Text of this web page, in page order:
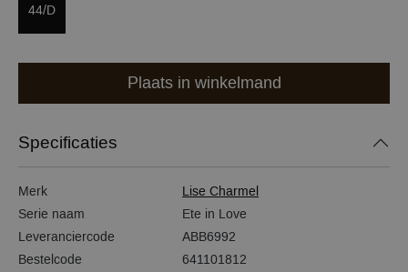
44/D
Plaats in winkelmand
Specificaties
Merk
Lise Charmel
Serie naam
Ete in Love
Leveranciercode
ABB6992
Bestelcode
641101812